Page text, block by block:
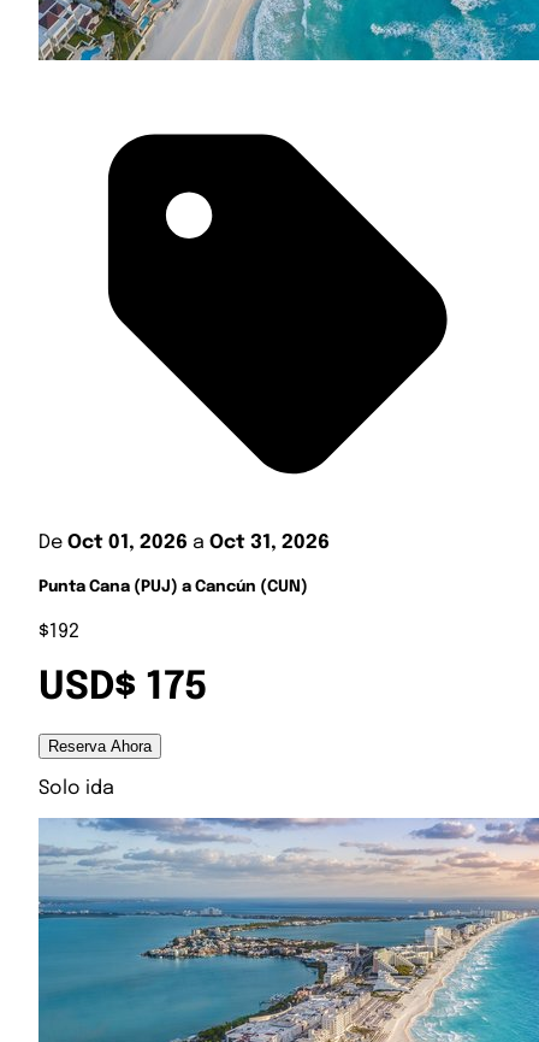
De Oct 01, 2026 a Oct 31, 2026
Punta Cana (PUJ) a Cancún (CUN)
$192
USD$ 175
Reserva Ahora
Solo ida